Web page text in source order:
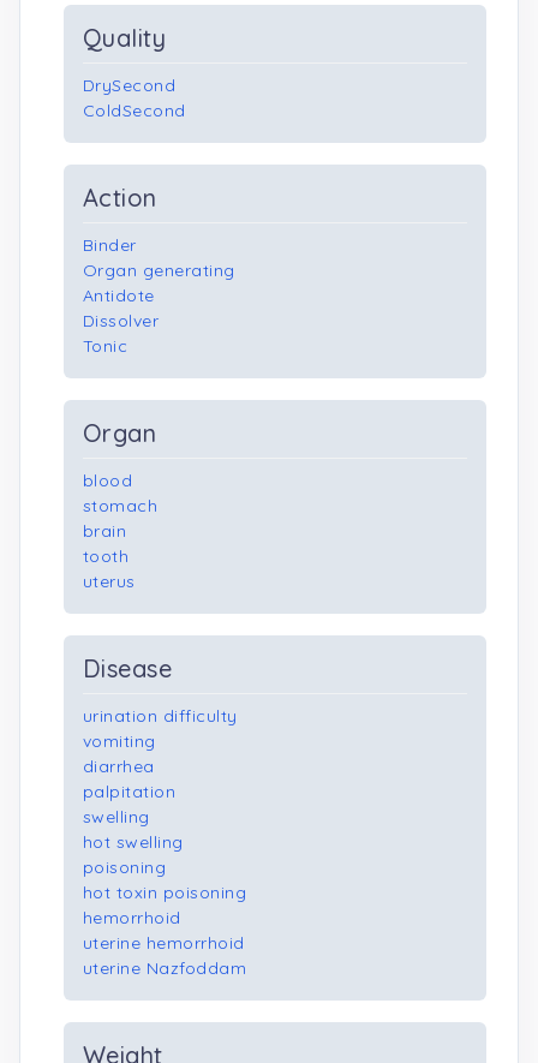
Quality
DrySecond
ColdSecond
Action
Binder
Organ generating
Antidote
Dissolver
Tonic
Organ
blood
stomach
brain
tooth
uterus
Disease
urination difficulty
vomiting
diarrhea
palpitation
swelling
hot swelling
poisoning
hot toxin poisoning
hemorrhoid
uterine hemorrhoid
uterine Nazfoddam
Weight